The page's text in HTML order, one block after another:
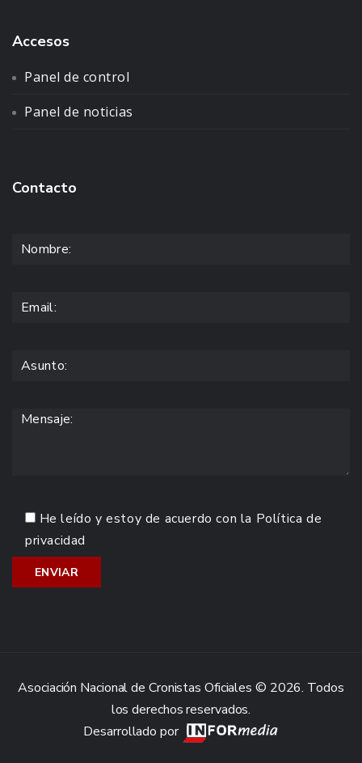
Accesos
Panel de control
Panel de noticias
Contacto
He leído y estoy de acuerdo con la Política de
privacidad
Asociación Nacional de Cronistas Oficiales © 2026. Todos
los derechos reservados.
Desarrollado por